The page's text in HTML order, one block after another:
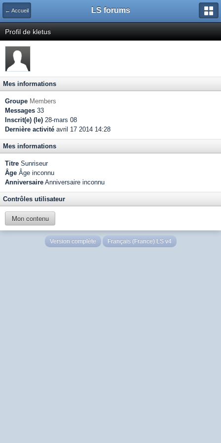
← Accueil LS forums
Profil de kletus
Mes informations
Groupe Members
Messages 33
Inscrit(e) (le) 28-mars 08
Dernière activité avril 17 2014 14:28
Mes informations
Titre Sunriseur
Âge Âge inconnu
Anniversaire Anniversaire inconnu
Contrôles utilisateur
Mon contenu
Version complète Français (France) LS v4